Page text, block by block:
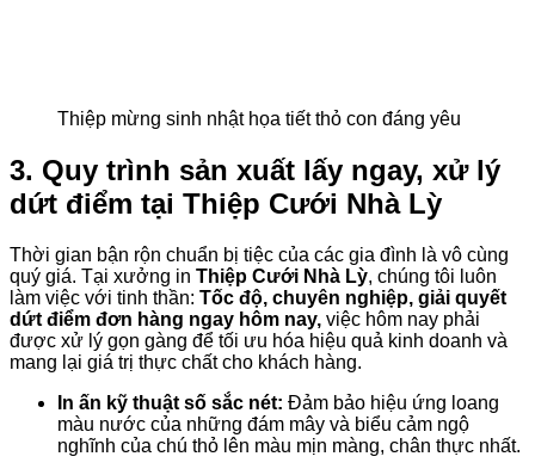
Thiệp mừng sinh nhật họa tiết thỏ con đáng yêu
3. Quy trình sản xuất lấy ngay, xử lý
dứt điểm tại Thiệp Cưới Nhà Lỳ
Thời gian bận rộn chuẩn bị tiệc của các gia đình là vô cùng
quý giá. Tại xưởng in Thiệp Cưới Nhà Lỳ, chúng tôi luôn
làm việc với tinh thần: Tốc độ, chuyên nghiệp, giải quyết
dứt điểm đơn hàng ngay hôm nay, việc hôm nay phải
được xử lý gọn gàng để tối ưu hóa hiệu quả kinh doanh và
mang lại giá trị thực chất cho khách hàng.
In ấn kỹ thuật số sắc nét: Đảm bảo hiệu ứng loang
màu nước của những đám mây và biểu cảm ngộ
nghĩnh của chú thỏ lên màu mịn màng, chân thực nhất.